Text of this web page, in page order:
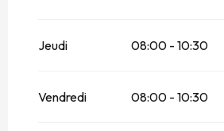
Jeudi 08:00 - 10:30
Vendredi 08:00 - 10:30